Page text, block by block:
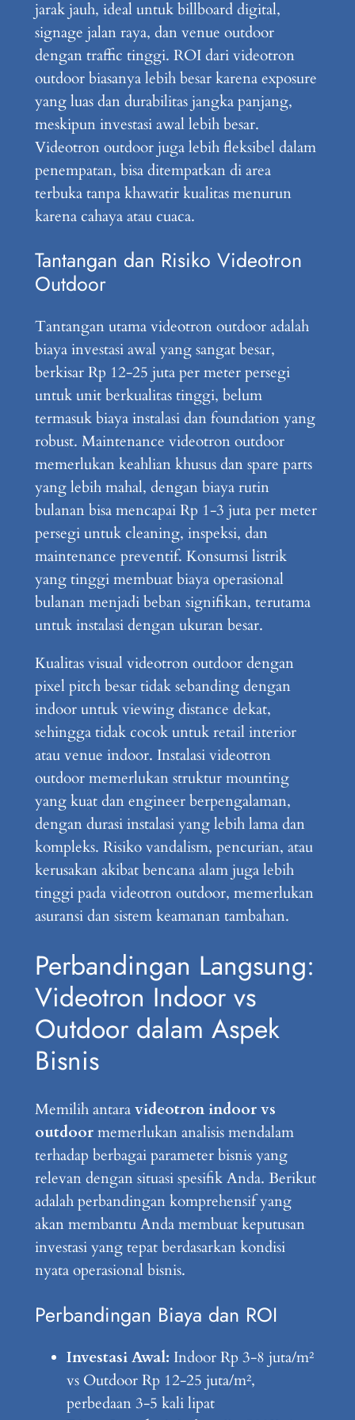
jarak jauh, ideal untuk billboard digital,
signage jalan raya, dan venue outdoor
dengan traffic tinggi. ROI dari videotron
outdoor biasanya lebih besar karena exposure
yang luas dan durabilitas jangka panjang,
meskipun investasi awal lebih besar.
Videotron outdoor juga lebih fleksibel dalam
penempatan, bisa ditempatkan di area
terbuka tanpa khawatir kualitas menurun
karena cahaya atau cuaca.
Tantangan dan Risiko Videotron
Outdoor
Tantangan utama videotron outdoor adalah
biaya investasi awal yang sangat besar,
berkisar Rp 12-25 juta per meter persegi
untuk unit berkualitas tinggi, belum
termasuk biaya instalasi dan foundation yang
robust. Maintenance videotron outdoor
memerlukan keahlian khusus dan spare parts
yang lebih mahal, dengan biaya rutin
bulanan bisa mencapai Rp 1-3 juta per meter
persegi untuk cleaning, inspeksi, dan
maintenance preventif. Konsumsi listrik
yang tinggi membuat biaya operasional
bulanan menjadi beban signifikan, terutama
untuk instalasi dengan ukuran besar.
Kualitas visual videotron outdoor dengan
pixel pitch besar tidak sebanding dengan
indoor untuk viewing distance dekat,
sehingga tidak cocok untuk retail interior
atau venue indoor. Instalasi videotron
outdoor memerlukan struktur mounting
yang kuat dan engineer berpengalaman,
dengan durasi instalasi yang lebih lama dan
kompleks. Risiko vandalism, pencurian, atau
kerusakan akibat bencana alam juga lebih
tinggi pada videotron outdoor, memerlukan
asuransi dan sistem keamanan tambahan.
Perbandingan Langsung:
Videotron Indoor vs
Outdoor dalam Aspek
Bisnis
Memilih antaravideotron indoor vs
outdoormemerlukan analisis mendalam
terhadap berbagai parameter bisnis yang
relevan dengan situasi spesifik Anda. Berikut
adalah perbandingan komprehensif yang
akan membantu Anda membuat keputusan
investasi yang tepat berdasarkan kondisi
nyata operasional bisnis.
Perbandingan Biaya dan ROI
Investasi Awal: Indoor Rp 3-8 juta/m²
vs Outdoor Rp 12-25 juta/m²,
perbedaan 3-5 kali lipat